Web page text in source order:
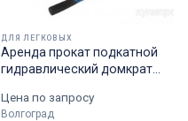
ДЛЯ ЛЕГКОВЫХ
Аренда прокат подкатной
гидравлический домкрат
Цена по запросу
Волгоград